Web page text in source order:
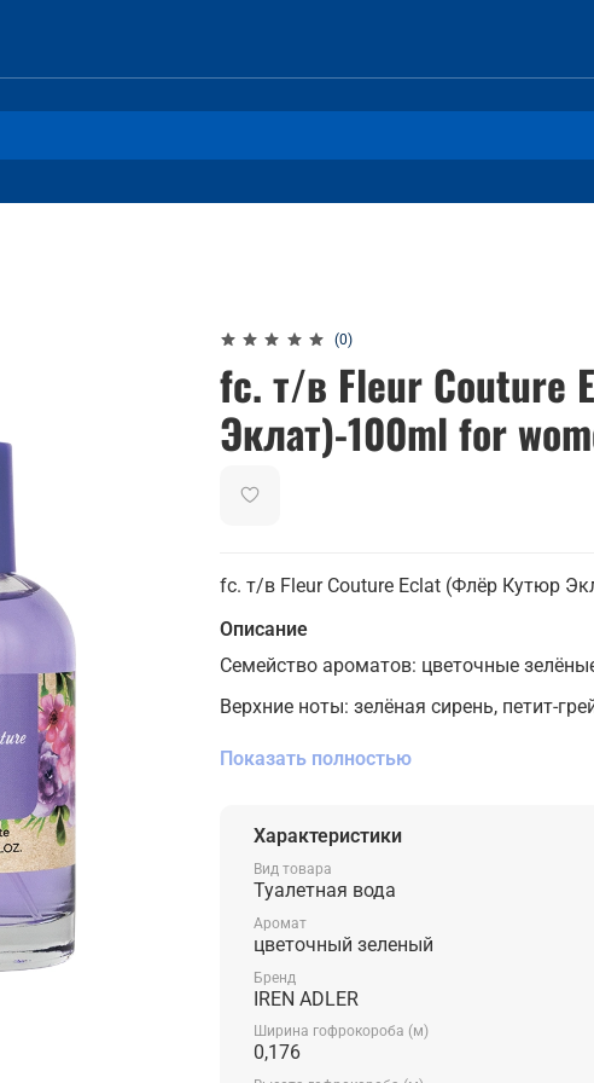
(0)
fc. т/в Fleur Couture
Эклат)-100ml for
fc. т/в Fleur Couture Eclat (Флёр Кутюр
Описание
Семейство ароматов: цветочные
Верхние ноты: зелёная сирень, петит-
Средние ноты: цветы персика,
османтус.
Показать полностью
Характеристики
Вид товара
Туалетная вода
Аромат
цветочный зеленый
Бренд
IREN ADLER
Ширина гофрокороба (м)
0,176